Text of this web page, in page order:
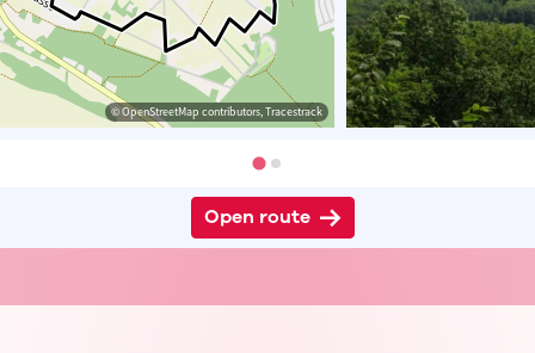
© OpenStreetMap contributors, Tracestrack
Open route